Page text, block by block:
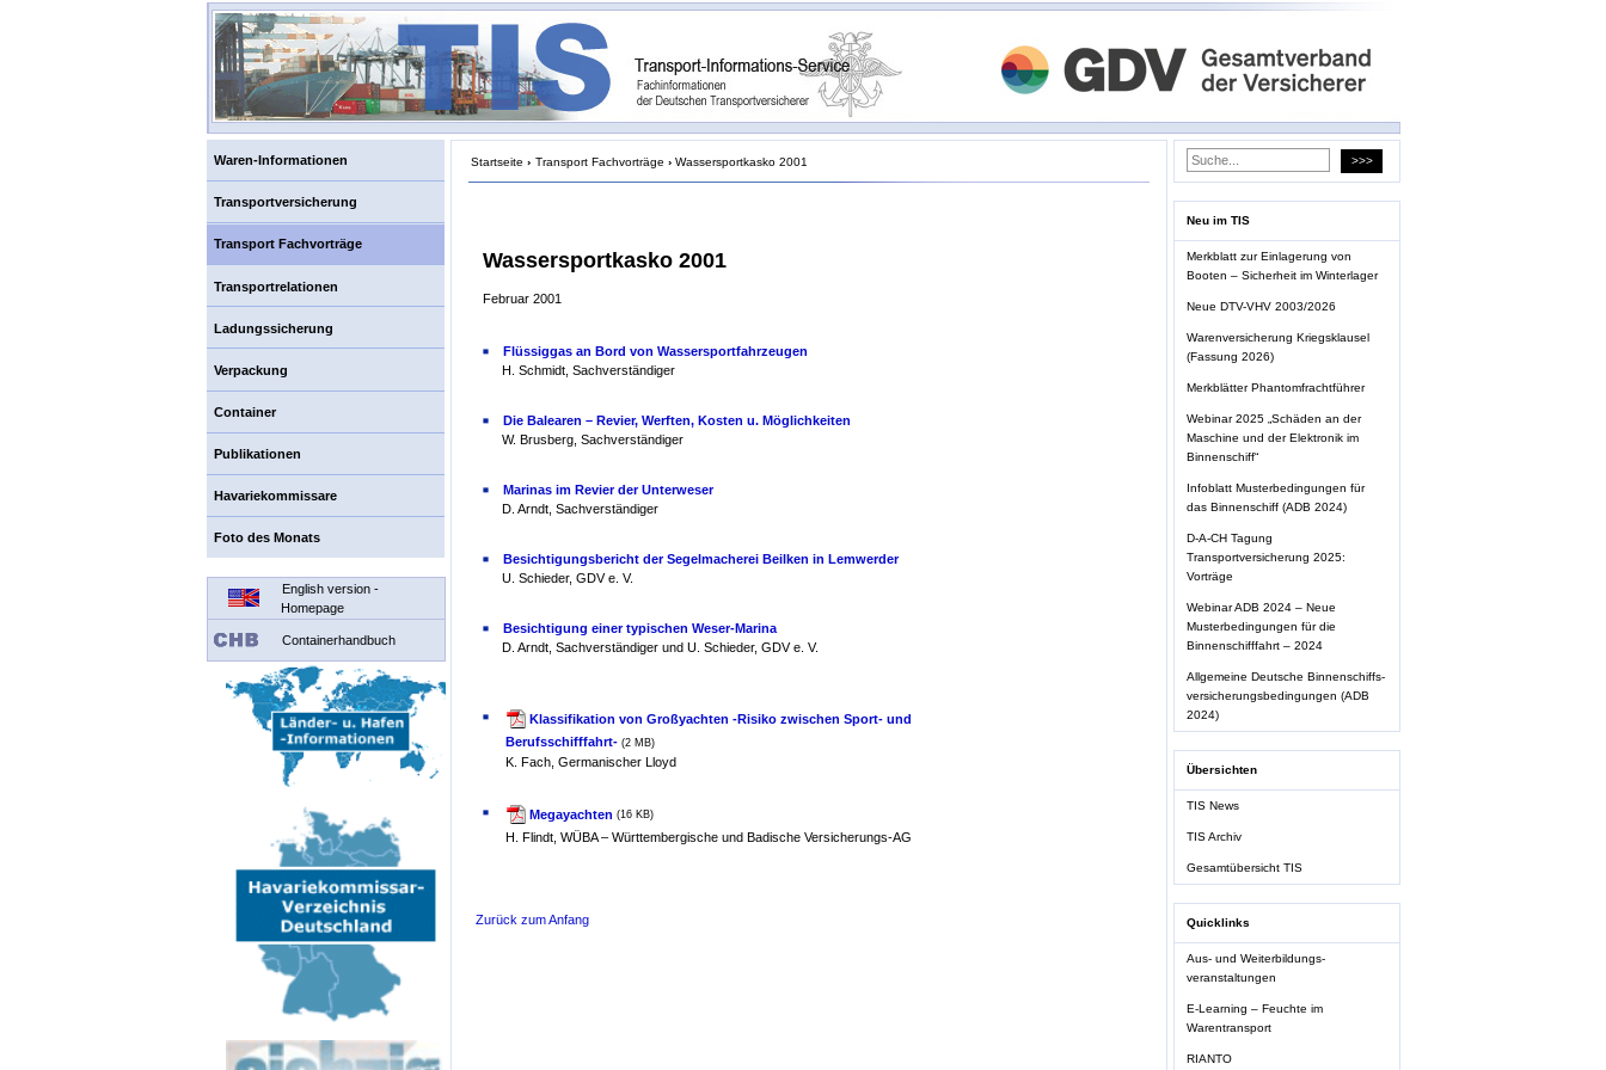
Waren-Informationen
Transportversicherung
Transport Fachvorträge
Transportrelationen
Ladungssicherung
Verpackung
Container
Publikationen
Havariekommissare
Foto des Monats
English version -
Homepage
Containerhandbuch
Startseite › Transport Fachvorträge › Wassersportkasko 2001
Wassersportkasko 2001
Februar 2001
Flüssiggas an Bord von Wassersportfahrzeugen
H. Schmidt, Sachverständiger
Die Balearen – Revier, Werften, Kosten u. Möglichkeiten
W. Brusberg, Sachverständiger
Marinas im Revier der Unterweser
D. Arndt, Sachverständiger
Besichtigungsbericht der Segelmacherei Beilken in Lemwerder
U. Schieder, GDV e. V.
Besichtigung einer typischen Weser-Marina
D. Arndt, Sachverständiger und U. Schieder, GDV e. V.
Klassifikation von Großyachten -Risiko zwischen Sport- und
Berufsschifffahrt- (2 MB)
K. Fach, Germanischer Lloyd
Megayachten (16 KB)
H. Flindt, WÜBA – Württembergische und Badische Versicherungs-AG
Zurück zum Anfang
Neu im TIS
Merkblatt zur Einlagerung von
Booten – Sicherheit im Winterlager
Neue DTV-VHV 2003/2026
Warenversicherung Kriegsklausel
(Fassung 2026)
Merkblätter Phantomfrachtführer
Webinar 2025 „Schäden an der
Maschine und der Elektronik im
Binnenschiff“
Infoblatt Musterbedingungen für
das Binnenschiff (ADB 2024)
D-A-CH Tagung
Transportversicherung 2025:
Vorträge
Webinar ADB 2024 – Neue
Musterbedingungen für die
Binnenschifffahrt – 2024
Allgemeine Deutsche Binnenschiffs-
versicherungsbedingungen (ADB
2024)
Übersichten
TIS News
TIS Archiv
Gesamtübersicht TIS
Quicklinks
Aus- und Weiterbildungs-
veranstaltungen
E-Learning – Feuchte im
Warentransport
RIANTO